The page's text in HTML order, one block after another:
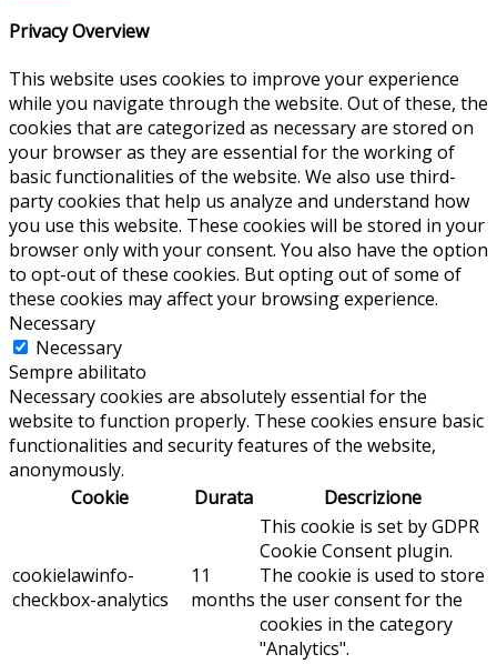
Privacy Overview
This website uses cookies to improve your experience
while you navigate through the website. Out of these, the
cookies that are categorized as necessary are stored on
your browser as they are essential for the working of
basic functionalities of the website. We also use third-
party cookies that help us analyze and understand how
you use this website. These cookies will be stored in your
browser only with your consent. You also have the option
to opt-out of these cookies. But opting out of some of
these cookies may affect your browsing experience.
Necessary
Necessary
Sempre abilitato
Necessary cookies are absolutely essential for the
website to function properly. These cookies ensure basic
functionalities and security features of the website,
anonymously.
Cookie
Durata Descrizione
cookielawinfo-
checkbox-analytics
11
months
This cookie is set by GDPR
Cookie Consent plugin.
The cookie is used to store
the user consent for the
cookies in the category
"Analytics".